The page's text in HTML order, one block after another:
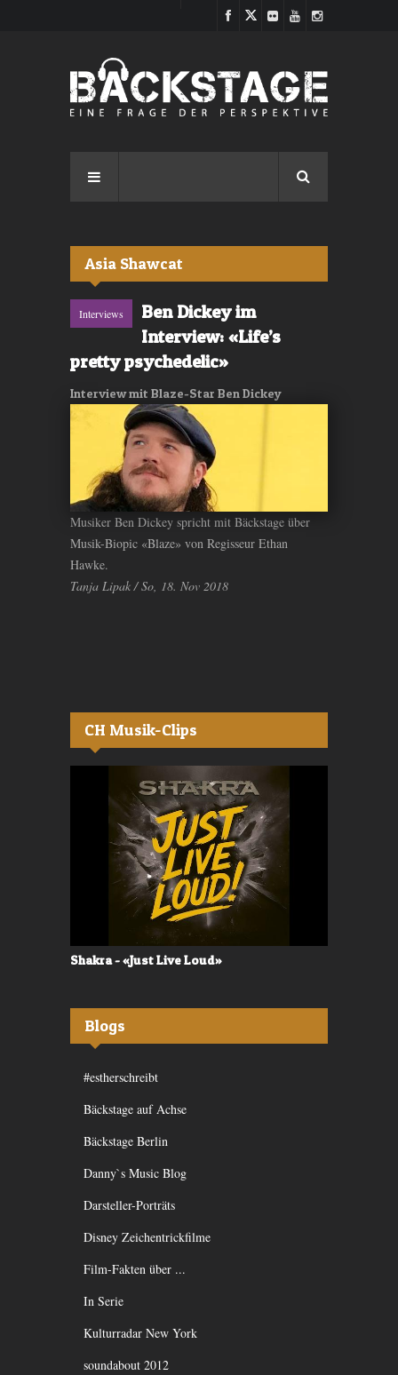
Asia Shawcat
Interviews
Ben Dickey im
Interview: «Life’s
pretty psychedelic»
Interview mit Blaze-Star Ben Dickey
Musiker Ben Dickey spricht mit Bäckstage über
Musik-Biopic «Blaze» von Regisseur Ethan
Hawke.
Tanja Lipak / So, 18. Nov 2018
CH Musik-Clips
Shakra - «Just Live Loud»
Blogs
#estherschreibt
Bäckstage auf Achse
Bäckstage Berlin
Danny`s Music Blog
Darsteller-Porträts
Disney Zeichentrickfilme
Film-Fakten über ...
In Serie
Kulturradar New York
soundabout 2012